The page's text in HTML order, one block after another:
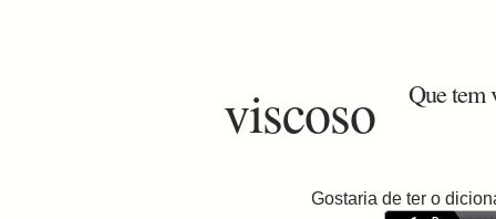
viscoso Que tem
Gostaria de ter o